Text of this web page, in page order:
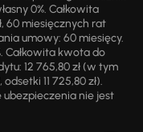
0%. Całkowita
60 miesięcznych rat
umowy: 60 miesięcy.
Całkowita kwota do
12 765,80 zł (w tym
11 725,80 zł).
ubezpieczenia nie jest